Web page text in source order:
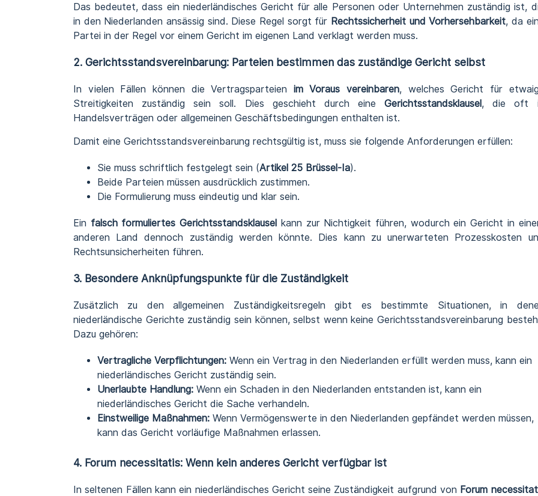
Das bedeutet, dass ein niederländisches Gericht für alle Personen oder Unternehmen zuständig ist,
in den Niederlanden ansässig sind. Diese Regel sorgt für Rechtssicherheit und Vorhersehbarkeit, da
Partei in der Regel vor einem Gericht im eigenen Land verklagt werden muss.
2. Gerichtsstandsvereinbarung: Parteien bestimmen das zuständige Gericht selbst
In vielen Fällen können die Vertragsparteien im Voraus vereinbaren, welches Gericht für
Streitigkeiten zuständig sein soll. Dies geschieht durch eineGerichtsstandsklausel, die oft
Handelsverträgen oder allgemeinen Geschäftsbedingungen enthalten ist.
Damit eine Gerichtsstandsvereinbarung rechtsgültig ist, muss sie folgende Anforderungen erfüllen:
Sie muss schriftlich festgelegt sein (Artikel 25 Brüssel-Ia).
Beide Parteien müssen ausdrücklich zustimmen.
Die Formulierung muss eindeutig und klar sein.
Ein falsch formuliertes Gerichtsstandsklausel kann zur Nichtigkeit führen, wodurch ein Gericht in
anderen Land dennoch zuständig werden könnte. Dies kann zu unerwarteten Prozesskosten
Rechtsunsicherheiten führen.
3. Besondere Anknüpfungspunkte für die Zuständigkeit
Zusätzlich zu den allgemeinen Zuständigkeitsregeln gibt es bestimmte Situationen, in
niederländische Gerichte zuständig sein können, selbst wenn keine Gerichtsstandsvereinbarung
Dazu gehören:
Vertragliche Verpflichtungen: Wenn ein Vertrag in den Niederlanden erfüllt werden muss, kann ein
niederländisches Gericht zuständig sein.
Unerlaubte Handlung: Wenn ein Schaden in den Niederlanden entstanden ist, kann ein
niederländisches Gericht die Sache verhandeln.
Einstweilige Maßnahmen: Wenn Vermögenswerte in den Niederlanden gepfändet werden müssen,
kann das Gericht vorläufige Maßnahmen erlassen.
4. Forum necessitatis: Wenn kein anderes Gericht verfügbar ist
In seltenen Fällen kann ein niederländisches Gericht seine Zuständigkeit aufgrund von Forum